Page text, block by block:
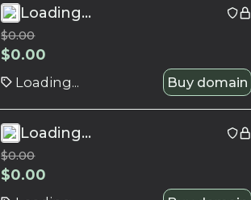
Loading...
$0.00
$0.00
Loading... Buy domain
Loading...
$0.00
$0.00